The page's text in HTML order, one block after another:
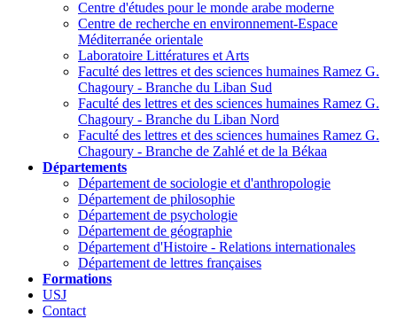
Centre d'études pour le monde arabe moderne
Centre de recherche en environnement-Espace
Méditerranée orientale
Laboratoire Littératures et Arts
Faculté des lettres et des sciences humaines Ramez G.
Chagoury - Branche du Liban Sud
Faculté des lettres et des sciences humaines Ramez G.
Chagoury - Branche du Liban Nord
Faculté des lettres et des sciences humaines Ramez G.
Chagoury - Branche de Zahlé et de la Békaa
Départements
Département de sociologie et d'anthropologie
Département de philosophie
Département de psychologie
Département de géographie
Département d'Histoire - Relations internationales
Département de lettres françaises
Formations
USJ
Contact